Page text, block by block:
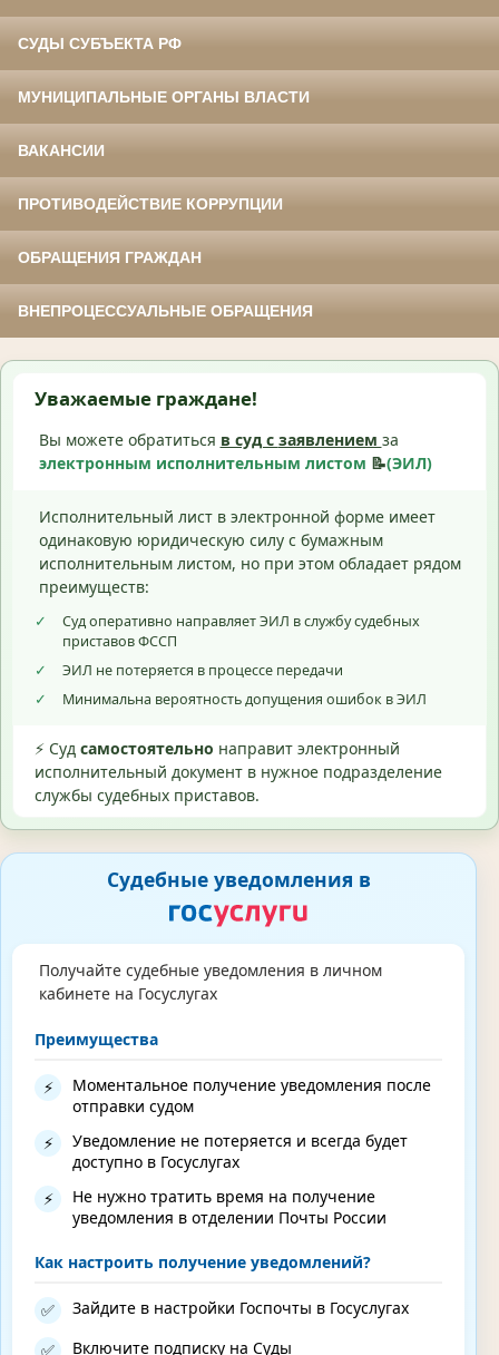
СУДЫ СУБЪЕКТА РФ
МУНИЦИПАЛЬНЫЕ ОРГАНЫ ВЛАСТИ
ВАКАНСИИ
ПРОТИВОДЕЙСТВИЕ КОРРУПЦИИ
ОБРАЩЕНИЯ ГРАЖДАН
ВНЕПРОЦЕССУАЛЬНЫЕ ОБРАЩЕНИЯ
Уважаемые граждане!
Вы можете обратиться в суд с заявлением за
электронным исполнительным листом 📝(ЭИЛ)
Исполнительный лист в электронной форме имеет
одинаковую юридическую силу с бумажным
исполнительным листом, но при этом обладает рядом
преимуществ:
✓
Суд оперативно направляет ЭИЛ в службу судебных
приставов ФССП
✓
ЭИЛ не потеряется в процессе передачи
✓
Минимальна вероятность допущения ошибок в ЭИЛ
⚡ Суд самостоятельно направит электронный
исполнительный документ в нужное подразделение
службы судебных приставов.
Судебные уведомления в
Получайте судебные уведомления в личном
кабинете на Госуслугах
Преимущества
⚡
Моментальное получение уведомления после
отправки судом
⚡
Уведомление не потеряется и всегда будет
доступно в Госуслугах
⚡
Не нужно тратить время на получение
уведомления в отделении Почты России
Как настроить получение уведомлений?
✅ Зайдите в настройки Госпочты в Госуслугах
✅ Включите подписку на Суды